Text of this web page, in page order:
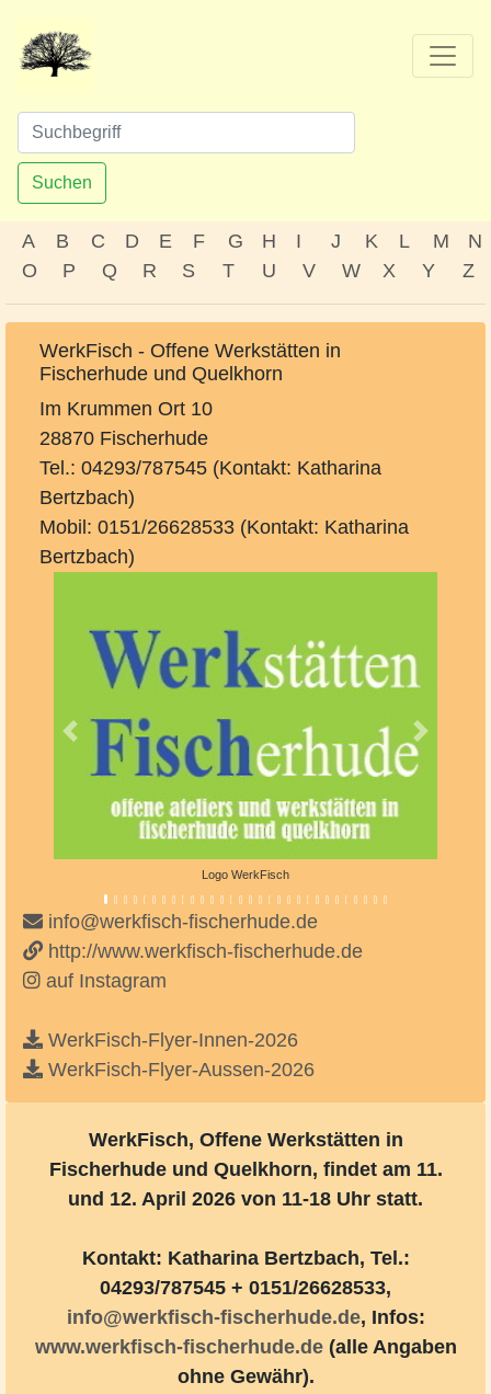
Suchen
A B C D E F G H I J K L M
N
O
P Q R S T U V W X Y Z
WerkFisch - Offene Werkstätten in
Fischerhude und Quelkhorn
Im Krummen Ort 10
28870 Fischerhude
Tel.: 04293/787545 (Kontakt: Katharina
Bertzbach)
Mobil: 0151/26628533 (Kontakt: Katharina
Bertzbach)
Logo WerkFisch
Vorheriges
info@werkfisch-fischerhude.de
http://www.werkfisch-fischerhude.de
auf Instagram
WerkFisch-Flyer-Innen-2026
WerkFisch-Flyer-Aussen-2026
WerkFisch, Offene Werkstätten in
Fischerhude und Quelkhorn, findet am 11.
und 12. April 2026 von 11-18 Uhr statt.
Kontakt: Katharina Bertzbach, Tel.:
04293/787545 + 0151/26628533,
info@werkfisch-fischerhude.de, Infos:
www.werkfisch-fischerhude.de(alle Angaben
ohne Gewähr).